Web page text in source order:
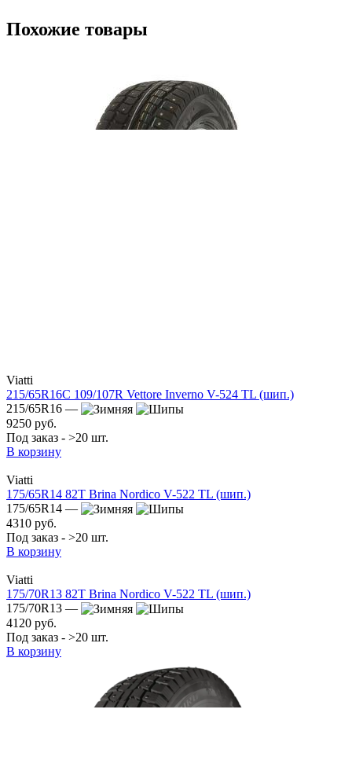
Похожие товары
Viatti
215/65R16C 109/107R Vettore Inverno V-524 TL (шип.)
215/65R16 —
9250 руб.
Под заказ - >20 шт.
В корзину
Viatti
175/65R14 82T Brina Nordico V-522 TL (шип.)
175/65R14 —
4310 руб.
Под заказ - >20 шт.
В корзину
Viatti
175/70R13 82T Brina Nordico V-522 TL (шип.)
175/70R13 —
4120 руб.
Под заказ - >20 шт.
В корзину